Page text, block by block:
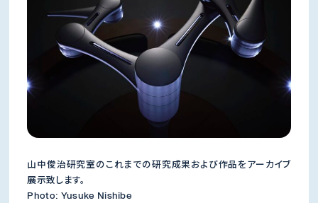
山中俊治研究室のこれまでの研究成果および作品をアーカイブ
展示致します。
Photo: Yusuke Nishibe